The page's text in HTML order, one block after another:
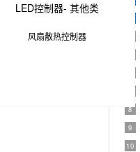
LED控制器- 其他类
风扇散热控制器
8
9
10